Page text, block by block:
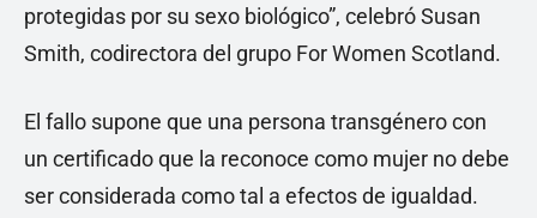
protegidas por su sexo biológico”, celebró Susan
Smith, codirectora del grupo For Women Scotland.
El fallo supone que una persona transgénero con
un certificado que la reconoce como mujer no debe
ser considerada como tal a efectos de igualdad.